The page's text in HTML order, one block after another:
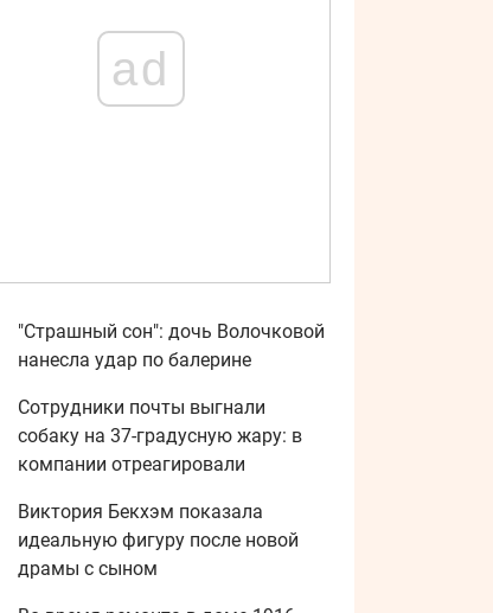
ad
"Страшный сон": дочь Волочковой
нанесла удар по балерине
Сотрудники почты выгнали
собаку на 37-градусную жару: в
компании отреагировали
Виктория Бекхэм показала
идеальную фигуру после новой
драмы с сыном